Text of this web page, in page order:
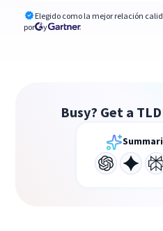
Elegido como la mejor relación
por
y
Busy? Get a